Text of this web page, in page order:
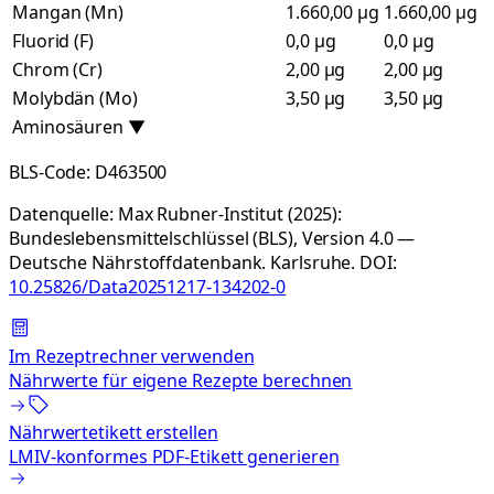
Mangan (Mn) 1.660,00 µg 1.660,00 µg
Fluorid (F)
0,0 µg
0,0 µg
Chrom (Cr)
2,00 µg
2,00 µg
Molybdän (Mo)
3,50 µg
3,50 µg
Aminosäuren ▼
BLS-Code: D463500
Datenquelle: Max Rubner-Institut (2025):
Bundeslebensmittelschlüssel (BLS), Version 4.0 —
Deutsche Nährstoffdatenbank. Karlsruhe. DOI:
10.25826/Data20251217-134202-0
Im Rezeptrechner verwenden
Nährwerte für eigene Rezepte berechnen
Nährwertetikett erstellen
LMIV-konformes PDF-Etikett generieren